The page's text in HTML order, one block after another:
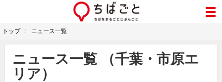
トップ ニュース一覧
ニュース一覧 （千葉・市原エ
リア）